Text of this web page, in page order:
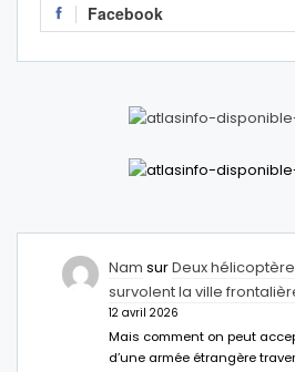
Facebook
Nam surDeux
survolent la ville
12 avril 2026
Mais comment on peut
d’une armée étrangère